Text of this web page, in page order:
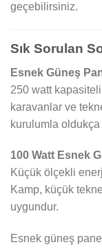
geçebilirsiniz.
Sık Sorulan
Esnek Güneş
250 watt
karavanlar ve
kurulumla
100 Watt Esnek
Küçük ölçekli
Kamp, küçük
uygundur.
Esnek güneş